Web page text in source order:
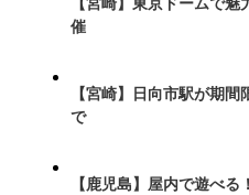
【宮崎】東京ドームで
催
【宮崎】日向市駅が期間
で
【鹿児島】屋内で遊べ